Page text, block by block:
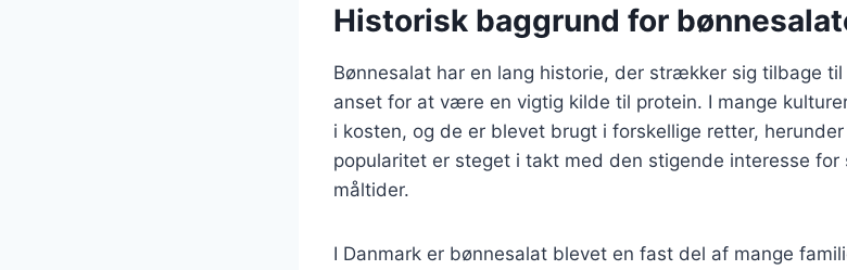
Historisk baggrund for
Bønnesalat har en lang historie, der strækker sig tilbage
anset for at være en vigtig kilde til protein. I mange
i kosten, og de er blevet brugt i forskellige retter,
popularitet er steget i takt med den stigende interesse
måltider.
I Danmark er bønnesalat blevet en fast del af mange